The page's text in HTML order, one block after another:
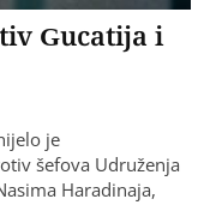
Gucatija i
je
šefova Udruženja
Haradinaja,